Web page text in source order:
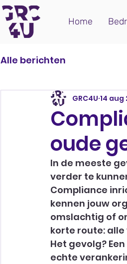
Home
Alle berichten
oude
GRC4U 14 aug
In de meeste
verder te
Compliance
kennen jouw
omslachtig of
korte route:
Het gevolg?
echte